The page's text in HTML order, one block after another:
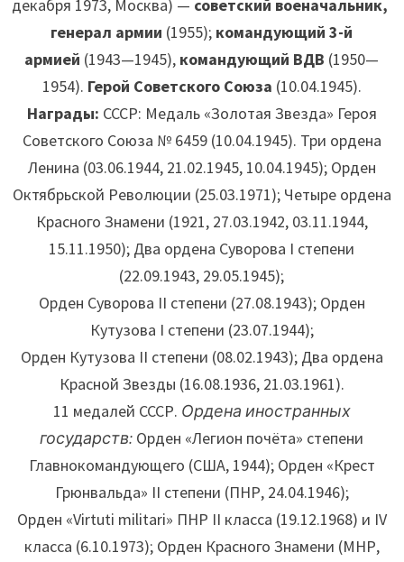
декабря 1973, Москва) — советский военачальник,
генерал армии (1955); командующий 3-й
армией (1943—1945), командующий ВДВ (1950—
1954). Герой Советского Союза (10.04.1945).
Награды: СССР: Медаль «Золотая Звезда» Героя
Советского Союза № 6459 (10.04.1945). Три ордена
Ленина (03.06.1944, 21.02.1945, 10.04.1945); Орден
Октябрьской Революции (25.03.1971); Четыре ордена
Красного Знамени (1921, 27.03.1942, 03.11.1944,
15.11.1950); Два ордена Суворова I степени
(22.09.1943, 29.05.1945);
Орден Суворова II степени (27.08.1943); Орден
Кутузова I степени (23.07.1944);
Орден Кутузова II степени (08.02.1943); Два ордена
Красной Звезды (16.08.1936, 21.03.1961).
11 медалей СССР. Ордена иностранных
государств: Орден «Легион почёта» степени
Главнокомандующего (США, 1944); Орден «Крест
Грюнвальда» II степени (ПНР, 24.04.1946);
Орден «Virtuti militari» ПНР II класса (19.12.1968) и IV
класса (6.10.1973); Орден Красного Знамени (МНР,